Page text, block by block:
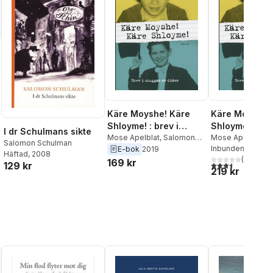
röster:
I dr Schulmans sikte
Salomon Schulman
Häftad, 2008
129 kr
Käre Moyshe! Käre
Shloyme! : brev i
skuggan av döden
Mose Apelblat, Salomon
Schulman
E-bok 2019
169 kr
Käre Moyshe!
Shloyme! :
skuggan av
Mose Apelblat
Schulman
Inbunden
3,5utav 5(
219 kr